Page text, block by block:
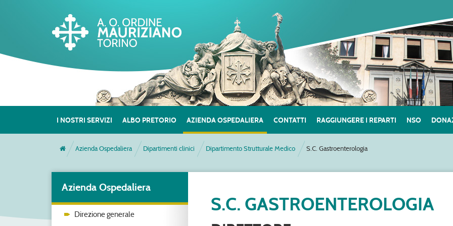
I NOSTRI SERVIZI ALBO PRETORIO AZIENDA OSPEDALIERA CONTATTI RAGGIUNGERE I REPARTI NSO
Azienda Ospedaliera Dipartimenti clinici Dipartimento Strutturale Medico S.C. Gastroenterologia
Azienda Ospedaliera
Direzione generale S.C. GASTROENTEROLOGIA